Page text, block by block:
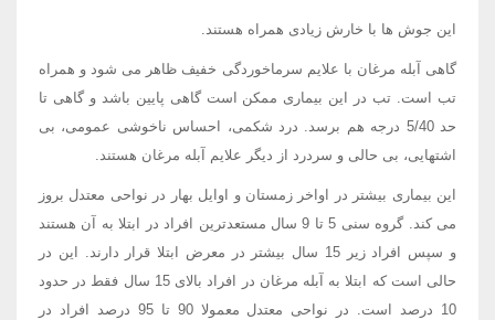
این جوش ها با خارش زیادی همراه هستند.
گاهی آبله مرغان با علایم سرماخوردگی خفیف ظاهر می شود و همراه
تب است. تب در این بیماری ممکن است گاهی پایین باشد و گاهی تا
حد 5/40 درجه هم برسد. درد شکمی، احساس ناخوشی عمومی، بی
اشتهایی، بی حالی و سردرد از دیگر علایم آبله مرغان هستند.
این بیماری بیشتر در اواخر زمستان و اوایل بهار در نواحی معتدل بروز
می کند. گروه سنی 5 تا 9 سال مستعدترین افراد در ابتلا به آن هستند
و سپس افراد زیر 15 سال بیشتر در معرض ابتلا قرار دارند. این در
حالی است که ابتلا به آبله مرغان در افراد بالای 15 سال فقط در حدود
10 درصد است. در نواحی معتدل معمولا 90 تا 95 درصد افراد در